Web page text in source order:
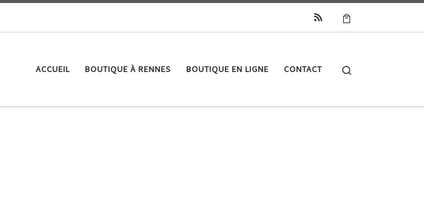
ACCUEIL BOUTIQUE À RENNES BOUTIQUE EN LIGNE CONTACT